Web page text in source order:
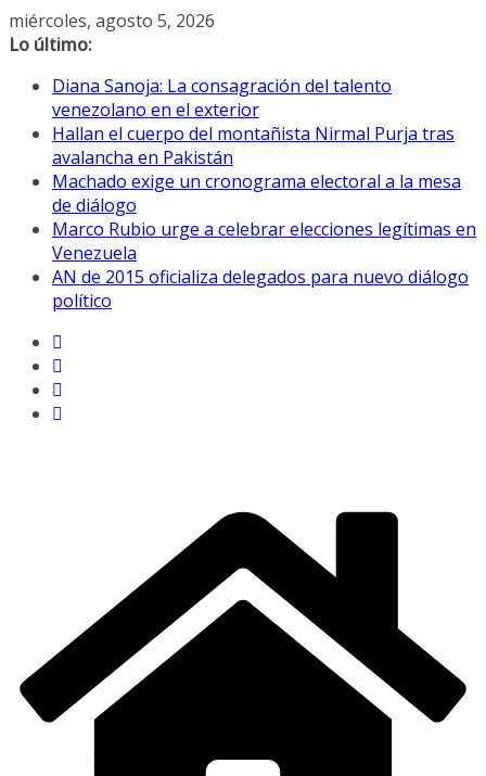
Saltar
al
miércoles, agosto 5, 2026
Lo último:
Diana Sanoja: La consagración del talento
venezolano en el exterior
Hallan el cuerpo del montañista Nirmal Purja tras
avalancha en Pakistán
Machado exige un cronograma electoral a la mesa
de diálogo
Marco Rubio urge a celebrar elecciones legítimas en
Venezuela
AN de 2015 oficializa delegados para nuevo diálogo
político